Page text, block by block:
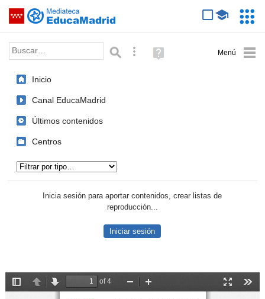
Saltar navegación
Palabra o frase: Búsqueda avanzada
Ayuda
(en
Inicio
Canal EducaMadrid
Últimos contenidos
Centros
Inicia sesión para aportar contenidos, crear listas de
reproducción...
Iniciar sesión